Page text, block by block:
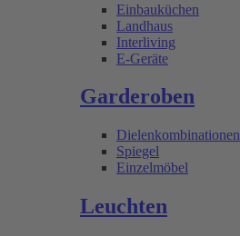
Einbauküchen
Landhaus
Interliving
E-Geräte
Garderoben
Dielenkombinationen
Spiegel
Einzelmöbel
Leuchten